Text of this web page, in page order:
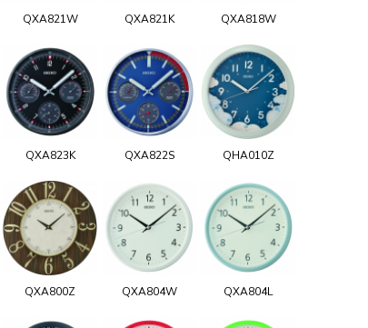
QXA821W QXA821K QXA818W
QXA823K QXA822S QHA010Z
QXA800Z QXA804W QXA804L